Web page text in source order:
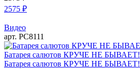
2575 ₽
Видео
арт. РС8111
Батарея салютов КРУЧЕ НЕ БЫВАЕТ!
Батарея салютов КРУЧЕ НЕ БЫВАЕТ!